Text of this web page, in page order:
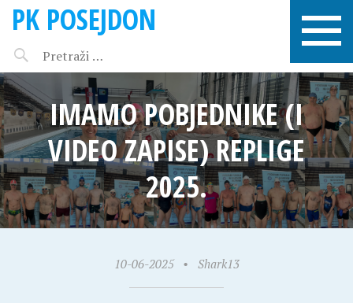
PK POSEJDON
IMAMO POBJEDNIKE (I
VIDEO ZAPISE) REPLIGE
2025.
10-06-2025 • Shark13